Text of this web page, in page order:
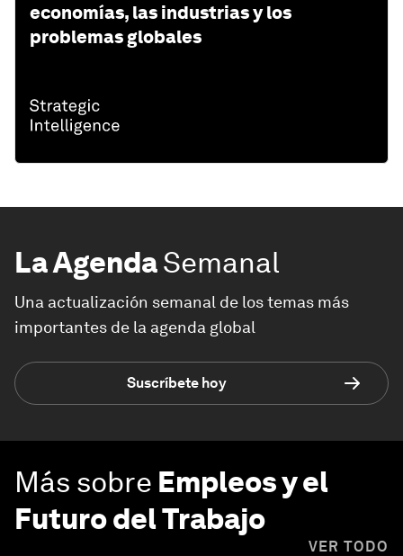
economías, las industrias y los
problemas globales
La AgendaSemanal
Una actualización semanal de los temas más
importantes de la agenda global
Suscríbete hoy
Más sobre Empleos y el
Futuro del Trabajo
VER TODO